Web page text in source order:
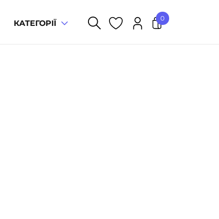
КАТЕГОРІЇ
0
У кошику немає товарів.